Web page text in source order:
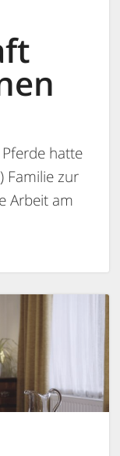
hatte
Familie zur
Arbeit am